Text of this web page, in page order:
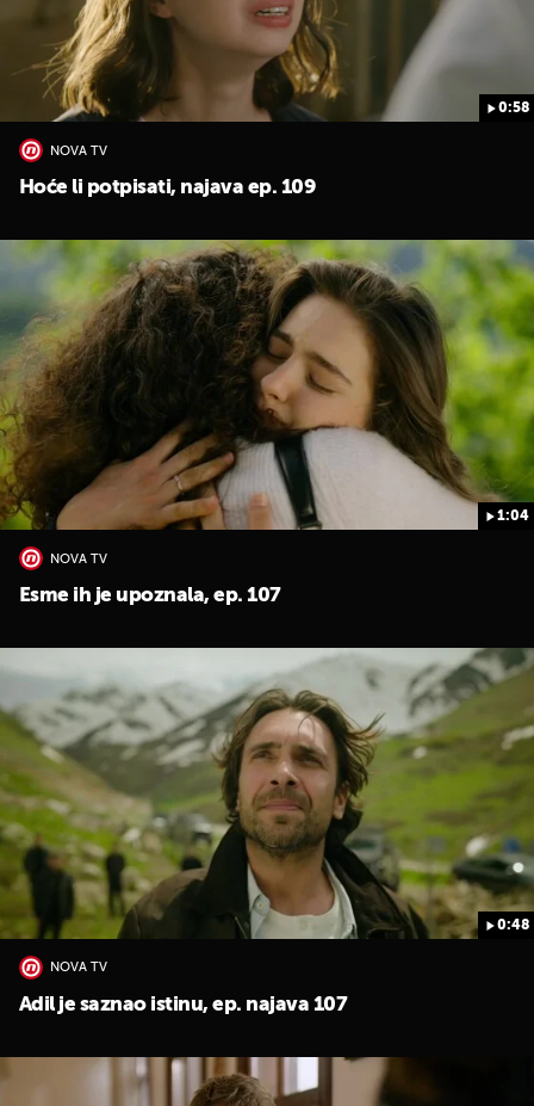
0:58
NOVA TV
Hoće li potpisati, najava ep. 109
1:04
NOVA TV
Esme ih je upoznala, ep. 107
0:48
NOVA TV
Adil je saznao istinu, ep. najava 107